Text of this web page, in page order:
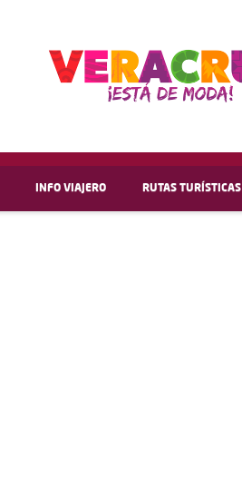
INFO VIAJERO RUTAS TURÍSTICAS